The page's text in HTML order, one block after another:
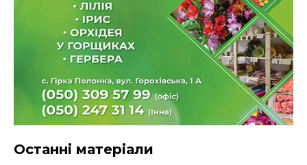
Останні матеріали